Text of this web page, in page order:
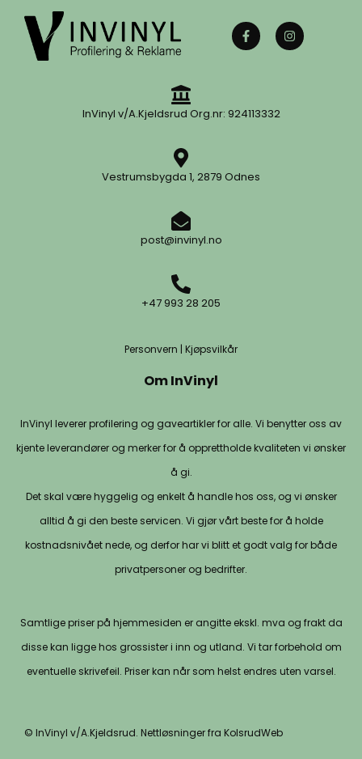
InVinyl v/A.Kjeldsrud Org.nr: 924113332
Vestrumsbygda 1, 2879 Odnes
post@invinyl.no
+47 993 28 205
Personvern | Kjøpsvilkår
Om InVinyl
InVinyl leverer profilering og gaveartikler for alle. Vi benytter oss av
kjente leverandører og merker for å opprettholde kvaliteten vi ønsker
å gi.
Det skal være hyggelig og enkelt å handle hos oss, og vi ønsker
alltid å gi den beste servicen. Vi gjør vårt beste for å holde
kostnadsnivået nede, og derfor har vi blitt et godt valg for både
privatpersoner og bedrifter.
Samtlige priser på hjemmesiden er angitte ekskl. mva og frakt da
disse kan ligge hos grossister i inn og utland. Vi tar forbehold om
eventuelle skrivefeil. Priser kan når som helst endres uten varsel.
© InVinyl v/A.Kjeldsrud. Nettløsninger fra KolsrudWeb